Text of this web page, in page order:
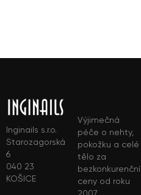
Inginails s.r.o.
Starozagorská
6
040 23
KOŠICE
Výjimečná
péče o nehty,
pokožku a celé
tělo za
bezkonkurenční
ceny od roku